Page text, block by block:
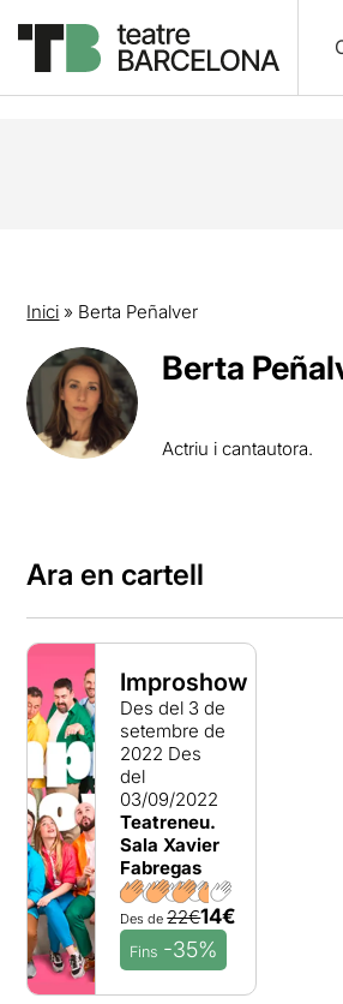
Inici » Berta Peñalver
Berta
Actriu i cantautora.
Ara en cartell
Improshow
Des del 3 de
setembre de
2022 Des
del
03/09/2022
Teatreneu.
Sala Xavier
Fabregas
Des de22€14€
Fins -35%